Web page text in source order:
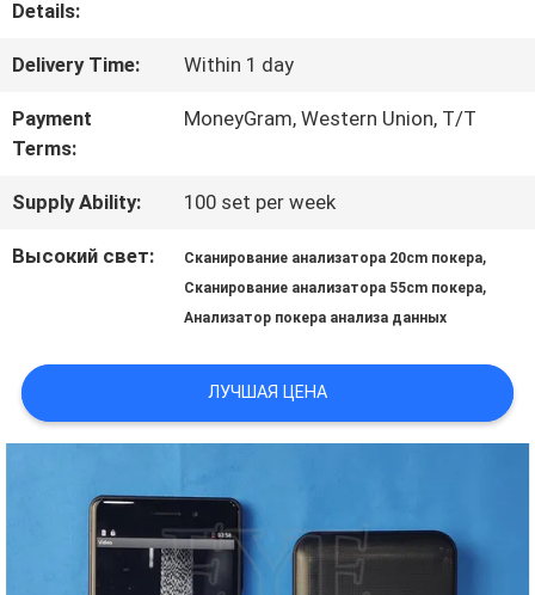
ФАБРИКА
КОНТРОЛЬ
КАЧЕСТВА
КОНТАКТНЫЕ
ОТПРАВИТЬ
ЗАПРОС
КАРТА
Details:
Delivery Time: Within 1 day
Payment
Terms:
MoneyGram, Western Union, T/T
Supply Ability: 100 set per week
Высокий свет: Сканирование анализатора 20cm покера,
Сканирование анализатора 55cm покера,
Анализатор покера анализа данных
ЛУЧШАЯ ЦЕНА